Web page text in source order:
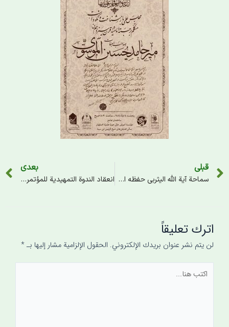
قبلی
سماحة آية الله اليثربي حفظه الله: إحياء تراث العلّامة مير حامد حسين هو إحياء لأمر أمير المؤمنين عليه السلام.
بعدی
انعقاد الندوة التمهيدية للمؤتمر الدولي لتكريم العلامة مير حامد حسين اللكهنوي في أصفهان
اترك تعليقاً
لن يتم نشر عنوان بريدك الإلكتروني.الحقول الإلزامية مشار إليها بـ *